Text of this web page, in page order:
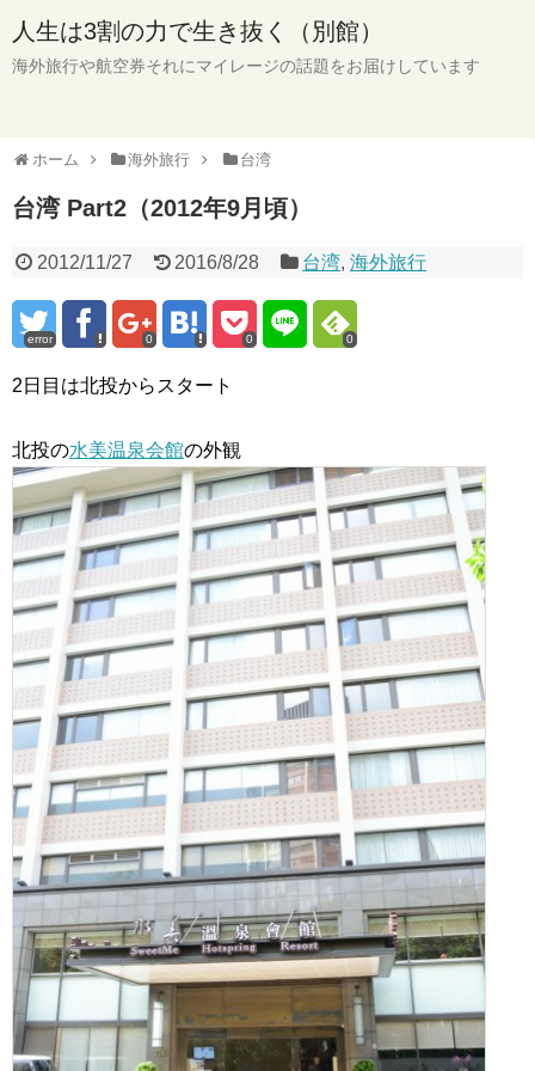
人生は3割の力で生き抜く（別館）
海外旅行や航空券それにマイレージの話題をお届けしています
ホーム 海外旅行 台湾
台湾 Part2（2012年9月頃）
2012/11/27 2016/8/28 台湾,海外旅行
error 0 0 0
2日目は北投からスタート
北投の水美温泉会館の外観